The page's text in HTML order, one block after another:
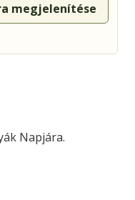
megjelenítése
Napjára.